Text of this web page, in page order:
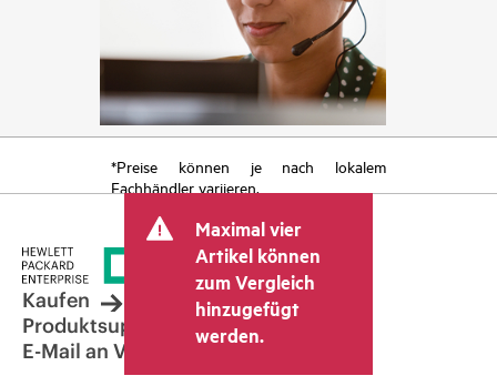
*Preise können je nach lokalem
Fachhändler variieren.
Maximal vier
Artikel können
zum Vergleich
hinzugefügt
werden.
Kaufen
Produktsupport
E-Mail an Vertrieb